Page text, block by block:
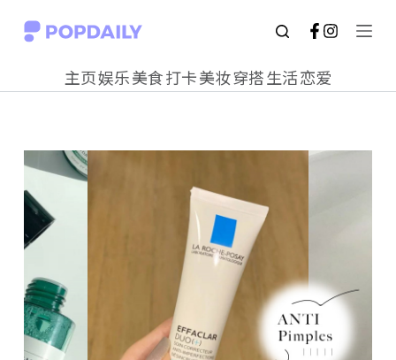
S
o
c
o
n
e
n
主页娱乐美食打卡美妆穿搭生活恋爱